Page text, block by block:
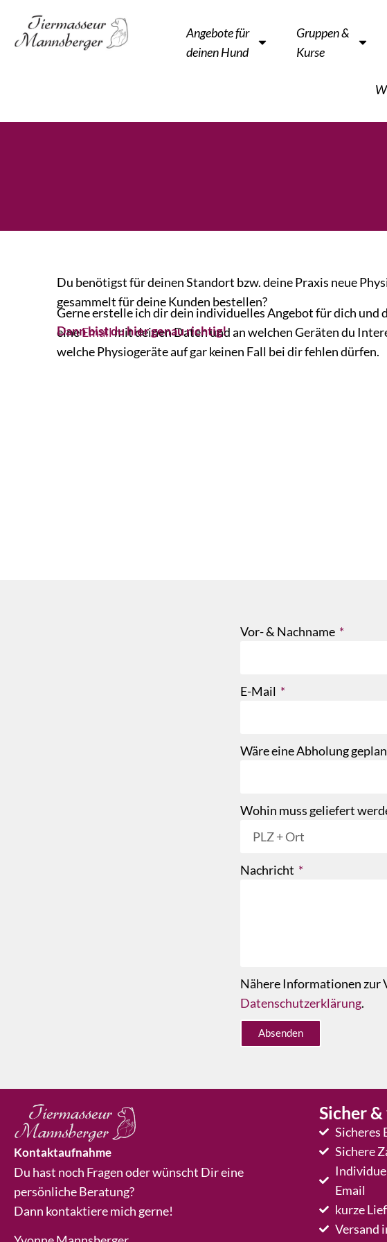
Angebote für
deinen Hund
Gruppen &
Kurse
Gerne erstelle ich dir dein individuelles Angebot für dich und
eineEmailmit deinen Daten und an welchen Geräten du
welche Physiogeräte auf gar keinen Fall bei dir fehlen dürfen.
Du benötigst für deinen Standort bzw. deine Praxis neue
gesammelt für deine Kunden bestellen?
Dann bist du hier genau richtig!
Vor- & Nachname
E-Mail
Wäre eine Abholung
Wohin muss geliefert
Nachricht
Nähere Informationen zur
Datenschutzerklärung.
Absenden
Kontaktaufnahme
Du hast noch Fragen oder wünscht Dir eine
persönliche Beratung?
Dann kontaktiere mich gerne!
Sicher
Sicheres
Sichere
Email
kurze
Versand